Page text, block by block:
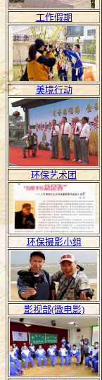
工作假期
美境行动
环保艺术团
环保摄影小组
影视部(微电影)